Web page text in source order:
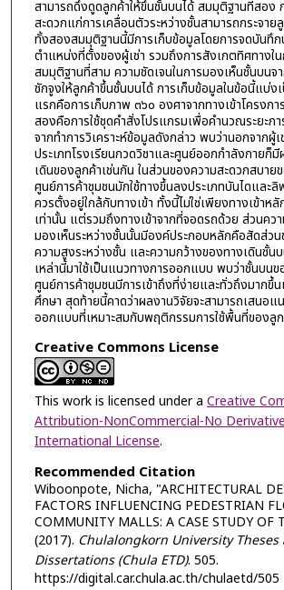
สามารถดึงดูดลูกค้าให้ขึ้นชั้นบนได้ สมมุติฐานที่สอง
สะดวกแก่การเคลื่อนตัวระหว่างชั้นสามารถกระจาย
ทั้งสองสมมุติฐานนี้มีการเก็บข้อมูลโดยการจดบันทึก
ตำแหน่งที่ตั้งของผู้เช่า รวมถึงการสังเกตทิศทางใ
สมมุติฐานที่สาม ความชัดเจนในการมองเห็นชั้นบนจ
ชักจูงให้ลูกค้าขึ้นชั้นบนได้ การเก็บข้อมูลในข้อนี้แบ่
แรกคือการเก็บภาพ ๓๖๐ องศาจากทางเข้าโครงก
สองคือการใช้ชุดคำสั่งโปรแกรมเพื่อคำนวณระยะก
จากทำการวิเคราะห์ข้อมูลดังกล่าว พบว่านอกจากผู้
ประเภทโรงเรียนกวดวิชาและศูนย์ออกกำลังกายก็
เดินของลูกค้าเช่นกัน ในส่วนของความสะดวกสบาย
ศูนย์การค้าชุมชนมักใช้ทางขึ้นลงประเภทบันไดและ
ควรตั้งอยู่ใกล้กับทางเข้า ทั้งนี้ไม่ใช่เพียงทางเข้าหลั
เท่านั้น แต่รวมถึงทางเข้าจากที่จอดรถด้วย ส่วนควา
มองเห็นระหว่างชั้นนั้นมีองค์ประกอบหลักคือสัดส่วน
ความสูงระหว่างชั้น และความกว้างของทางเดินชั้
เหล่านี้มาใช้เป็นแนวทางการออกแบบ พบว่าชั้นบนข
ศูนย์การค้าชุมชนมีการเข้าถึงที่ง่ายและทั่วถึงมากขึ้
ศึกษา สุดท้ายนี้คาดว่าผลงานวิจัยจะสามารถเสนอแ
ออกแบบที่เหมาะสมกับพฤติกรรมการใช้พื้นที่ของลู
Creative Commons License
This work is licensed under a Creative
Attribution-NonCommercial-No
International License.
Recommended Citation
Wiboonpote, Nicha, "ARCHITECTURAL
FACTORS INFLUENCING PEDESTRIAN
COMMUNITY MALLS: A CASE STUDY OF
(2017). Chulalongkorn University Theses
Dissertations (Chula ETD). 505.
https://digital.car.chula.ac.th/chulaetd/505